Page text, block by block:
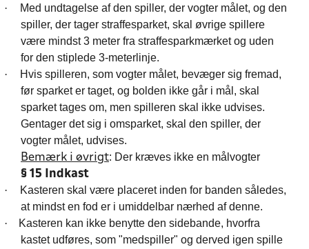
·
Med undtagelse af den spiller, der vogter målet, og den
spiller, der tager straffesparket, skal øvrige spillere
være mindst 3 meter fra straffesparkmærket og uden
for den stiplede 3-meterlinje.
·
Hvis spilleren, som vogter målet, bevæger sig fremad,
før sparket er taget, og bolden ikke går i mål, skal
sparket tages om, men spilleren skal ikke udvises.
Gentager det sig i omsparket, skal den spiller, der
vogter målet, udvises.
Bemærk i øvrigt: Der kræves ikke en målvogter
§ 15 Indkast
·
Kasteren skal være placeret inden for banden således,
at mindst en fod er i umiddelbar nærhed af denne.
·
Kasteren kan ikke benytte den sidebande, hvorfra
kastet udføres, som "medspiller" og derved igen spille